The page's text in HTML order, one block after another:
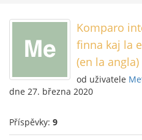
Komparo
finna kaj la
(en la angla)
od uživatele
dne 27. března 2020
Příspěvky: 9